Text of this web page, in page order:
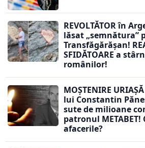
REVOLTĂTOR în
lăsat „semnătura”
Transfăgărășan!
SFIDĂTOARE a
românilor!
MOȘTENIRE
lui Constantin
sute de milioane
patronul METABET!
afacerile?